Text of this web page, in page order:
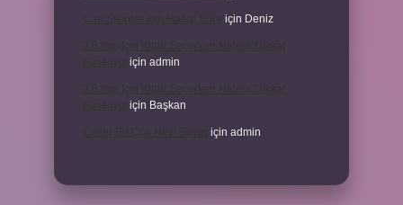
için Deniz
için admin
için Başkan
için admin